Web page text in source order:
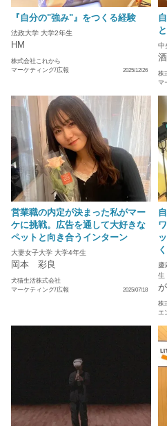
『自分の"強み"』をつくる経験
法政大学 大学2年生
HM
株式会社これから
マーケティング/広報
2025/12/26
と
中
株
マ
営業職の内定が決まった私がマー
ケに挑戦。広告を通して大好きな
ペットと向き合うインターン
大妻女子大学 大学4年生
岡本 彩良
犬猫生活株式会社
マーケティング/広報
2025/07/18
慶
生
株
エ